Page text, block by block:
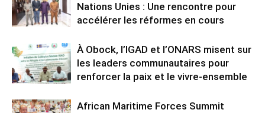
Nations Unies : Une rencontre pour
accélérer les réformes en cours
À Obock, l’IGAD et l’ONARS misent sur
les leaders communautaires pour
renforcer la paix et le vivre-ensemble
African Maritime Forces Summit